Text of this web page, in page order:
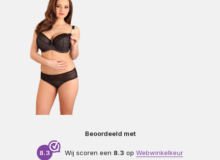
Beoordeeld met
8.3 Wij scoren een 8.3 op Webwinkelkeur